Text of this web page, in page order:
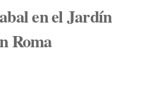
en el Jardín
Roma